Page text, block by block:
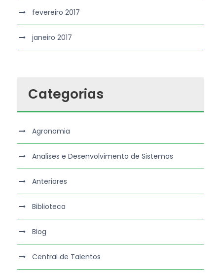
fevereiro 2017
janeiro 2017
Categorias
Agronomia
Analises e Desenvolvimento de Sistemas
Anteriores
Biblioteca
Blog
Central de Talentos